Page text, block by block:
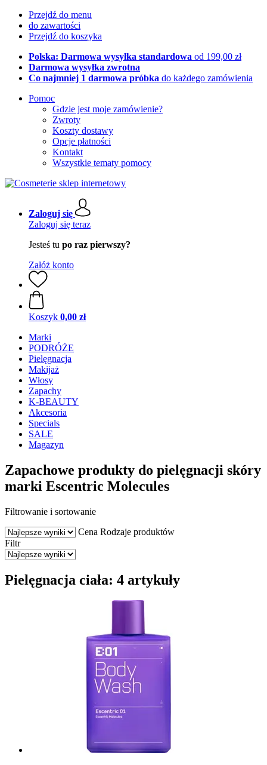
Przejdź do menu
do zawartości
Przejdź do koszyka
Polska: Darmowa wysyłka standardowa od 199,00 zł
Darmowa wysyłka zwrotna
Co najmniej 1 darmowa próbka do każdego zamówienia
Pomoc
Gdzie jest moje zamówienie?
Zwroty
Koszty dostawy
Opcje płatności
Kontakt
Wszystkie tematy pomocy
Zaloguj się
Zaloguj się teraz
Jesteś tu po raz pierwszy?
Załóż konto
Koszyk 0,00 zł
Marki
PODRÓŻE
Pielęgnacja
Makijaż
Włosy
Zapachy
K-BEAUTY
Akcesoria
Specials
SALE
Magazyn
Zapachowe produkty do pielęgnacji skóry
marki Escentric Molecules
Filtrowanie i sortowanie
Cena Rodzaje produktów
Filtr
Pielęgnacja ciała: 4 artykuły